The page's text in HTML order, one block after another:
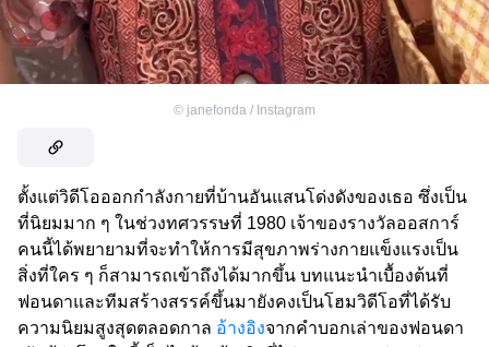
© janefonda / Instagram
ตั้งแต่วิดีโอออกกำลังกายที่บ้านอันแสนโด่งดังของเธอ ซึ่งเป็น
ที่นิยมมาก ๆ ในช่วงทศวรรษที่ 1980 เจ้าของรางวัลออสการ์
คนนี้ได้พยายามที่จะทำให้การมีสุขภาพร่างกายแข็งแรงเป็น
สิ่งที่ใคร ๆ ก็สามารถเข้าถึงได้มากขึ้น บทแนะนำเบื้องต้นที่
ฟอนดาและทีมสร้างสรรค์ขึ้นมายังคงเป็นโฮมวิดีโอที่ได้รับ
ความนิยมสูงสุดตลอดกาล อ้างอิงจากคำบอกเล่าของฟอนดา